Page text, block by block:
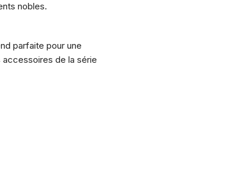
nobles.
parfaite pour une
accessoires de la série